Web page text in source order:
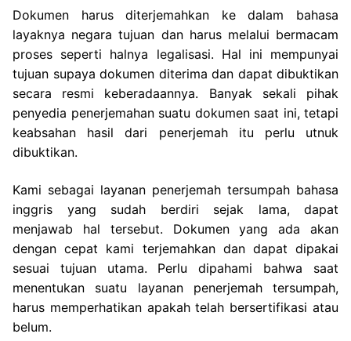
Dokumen harus diterjemahkan ke dalam bahasa
layaknya negara tujuan dan harus melalui bermacam
proses seperti halnya legalisasi. Hal ini mempunyai
tujuan supaya dokumen diterima dan dapat dibuktikan
secara resmi keberadaannya. Banyak sekali pihak
penyedia penerjemahan suatu dokumen saat ini, tetapi
keabsahan hasil dari penerjemah itu perlu utnuk
dibuktikan.
Kami sebagai layanan penerjemah tersumpah bahasa
inggris yang sudah berdiri sejak lama, dapat
menjawab hal tersebut. Dokumen yang ada akan
dengan cepat kami terjemahkan dan dapat dipakai
sesuai tujuan utama. Perlu dipahami bahwa saat
menentukan suatu layanan penerjemah tersumpah,
harus memperhatikan apakah telah bersertifikasi atau
belum.